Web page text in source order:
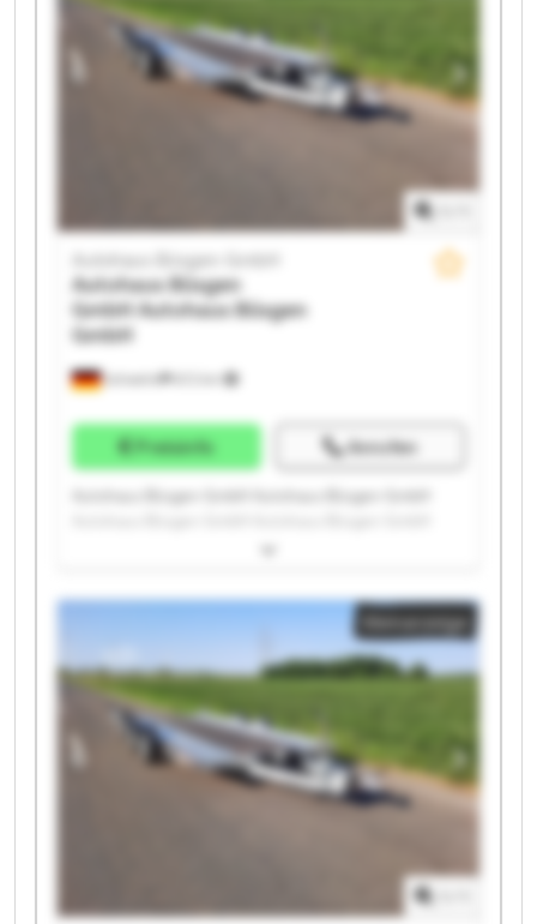
Autohaus Büsgen GmbH Autohaus Büsgen GmbH
Autohaus Büsgen GmbH Autohaus Büsgen GmbH
Schwelm
Autohaus Büsgen GmbH
Autohaus Büsgen
GmbHAutohaus Büsgen
GmbH
Preisinfo Anrufen
Autohaus Büsgen GmbH Autohaus Büsgen GmbH
Autohaus Büsgen GmbH Autohaus Büsgen GmbH
Autohaus Büsgen GmbH Autohaus Büsgen GmbH
Autohaus Büsgen GmbH Autohaus Büsgen GmbH
Autohaus Büsgen GmbH Autohaus Büsgen GmbH
Autohaus Büsgen GmbH Autohaus Büsgen GmbH
Autohaus Büsgen GmbH Autohaus Büsgen GmbH
Autohaus Büsgen GmbH Autohaus Büsgen GmbH
Kleinanzeige